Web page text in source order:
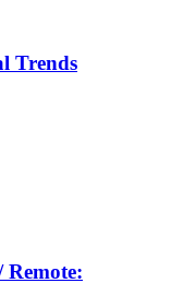
Trends